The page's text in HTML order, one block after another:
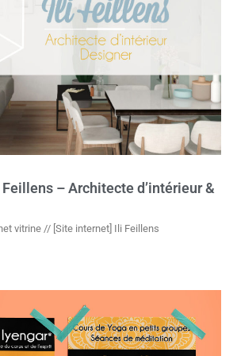
– Architecte d’intérieur &
vitrine // [Site internet] Ili Feillens